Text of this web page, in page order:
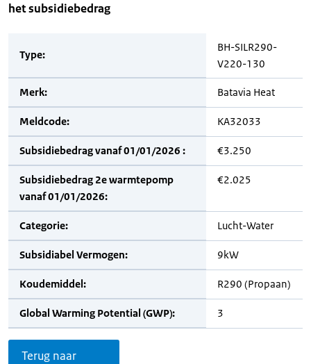
het subsidiebedrag
Type:
BH-SILR290-
V220-130
Merk: Batavia Heat
Meldcode: KA32033
Subsidiebedrag vanaf 01/01/2026 : €3.250
Subsidiebedrag 2e warmtepomp
vanaf 01/01/2026:
€2.025
Categorie: Lucht-Water
Subsidiabel Vermogen: 9kW
Koudemiddel: R290 (Propaan)
Global Warming Potential (GWP): 3
Terug naar